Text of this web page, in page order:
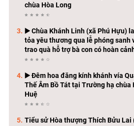
chùa Hòa Long
▶️ Chùa Khánh Linh (xã Phú Hựu)
tỏa yêu thương qua lễ phóng sanh
trao quà hỗ trợ bà con có hoàn
khó khăn
▶️ Đêm hoa đăng kính khánh vía
Thế Âm Bồ Tát tại Trường hạ chùa
Huệ
Tiểu sử Hòa thượng Thích Bửu Lai